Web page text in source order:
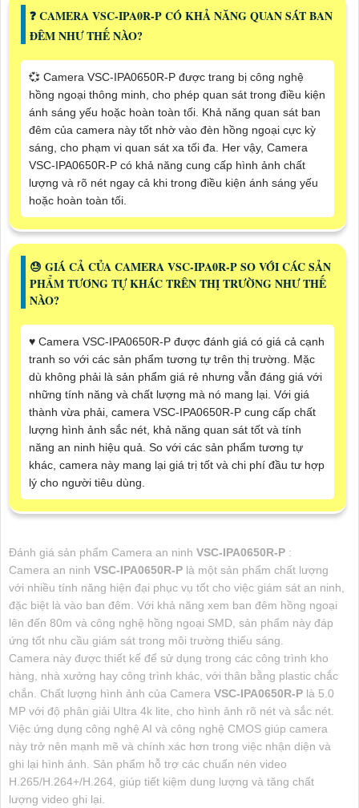
️❓ CAMERA VSC-IPA0R-P CÓ KHẢ NĂNG QUAN SÁT BAN
ĐÊM NHƯ THẾ NÀO?
💞 Camera VSC-IPA0650R-P được trang bị công nghệ
hồng ngoại thông minh, cho phép quan sát trong điều kiện
ánh sáng yếu hoặc hoàn toàn tối. Khả năng quan sát ban
đêm của camera này tốt nhờ vào đèn hồng ngoại cực kỳ
sáng, cho phạm vi quan sát xa tối đa. Her vậy, Camera
VSC-IPA0650R-P có khả năng cung cấp hình ảnh chất
lượng và rõ nét ngay cả khi trong điều kiện ánh sáng yếu
hoặc hoàn toàn tối.
😓 GIÁ CẢ CỦA CAMERA VSC-IPA0R-P SO VỚI CÁC SẢN
PHẨM TƯƠNG TỰ KHÁC TRÊN THỊ TRƯỜNG NHƯ THẾ
NÀO?
♥️ Camera VSC-IPA0650R-P được đánh giá có giá cả cạnh
tranh so với các sản phẩm tương tự trên thị trường. Mặc
dù không phải là sản phẩm giá rẻ nhưng vẫn đáng giá với
những tính năng và chất lượng mà nó mang lại. Với giá
thành vừa phải, camera VSC-IPA0650R-P cung cấp chất
lượng hình ảnh sắc nét, khả năng quan sát tốt và tính
năng an ninh hiệu quả. So với các sản phẩm tương tự
khác, camera này mang lại giá trị tốt và chi phí đầu tư hợp
lý cho người tiêu dùng.
Đánh giá sản phẩm Camera an ninh VSC-IPA0650R-P :
Camera an ninh VSC-IPA0650R-P là một sản phẩm chất lượng
với nhiều tính năng hiện đại phục vụ tốt cho việc giám sát an ninh,
đặc biệt là vào ban đêm. Với khả năng xem ban đêm hồng ngoại
lên đến 80m và công nghệ hồng ngoại SMD, sản phẩm này đáp
ứng tốt nhu cầu giám sát trong môi trường thiếu sáng.
Camera này được thiết kế để sử dụng trong các công trình kho
hàng, nhà xưởng hay công trình khác, với thân bằng plastic chắc
chắn. Chất lượng hình ảnh của Camera VSC-IPA0650R-P là 5.0
MP với độ phân giải Ultra 4k lite, cho hình ảnh rõ nét và sắc nét.
Việc ứng dụng công nghệ AI và công nghệ CMOS giúp camera
này trở nên mạnh mẽ và chính xác hơn trong việc nhận diện và
ghi lại hình ảnh. Sản phẩm hỗ trợ các chuẩn nén video
H.265/H.264+/H.264, giúp tiết kiệm dung lượng và tăng chất
lượng video ghi lại.